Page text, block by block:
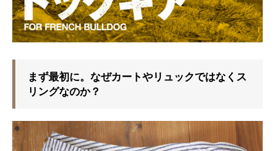
まず最初に。なぜカートやリュックではなくス
リングなのか？